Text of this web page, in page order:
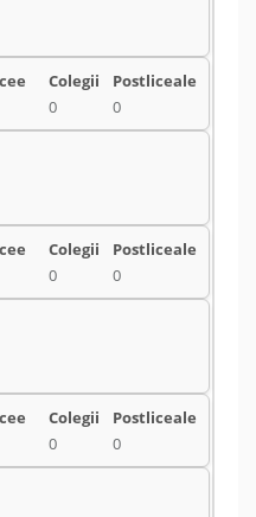
0 0
0 0
0 0